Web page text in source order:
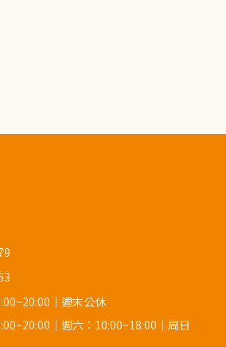
｜週末公休
｜週六：10:00~18:00｜周日